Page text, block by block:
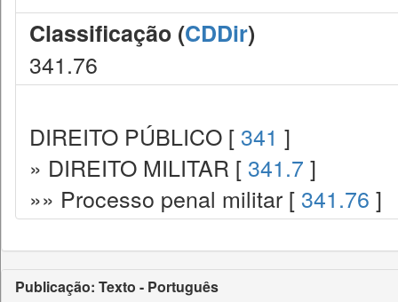
Classificação (CDDir)
341.76
DIREITO PÚBLICO [ 341 ]
» DIREITO MILITAR [ 341.7 ]
»» Processo penal militar [ 341.76 ]
Publicação: Texto - Português